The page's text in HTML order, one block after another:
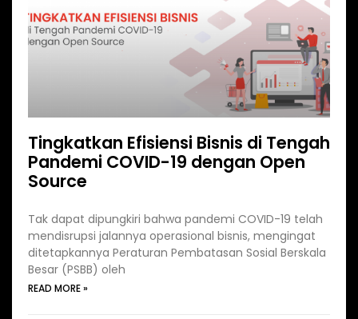
Tingkatkan Efisiensi Bisnis di Tengah
Pandemi COVID-19 dengan Open
Source
Tak dapat dipungkiri bahwa pandemi COVID-19 telah
mendisrupsi jalannya operasional bisnis, mengingat
ditetapkannya Peraturan Pembatasan Sosial Berskala
Besar (PSBB) oleh
READ MORE »